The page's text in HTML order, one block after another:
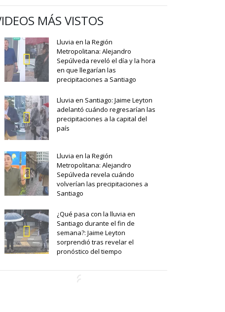
MÁS VISTOS
Lluvia en la Región
Metropolitana: Alejandro
Sepúlveda reveló el día y la hora
en que llegarían las
precipitaciones a Santiago
Lluvia en Santiago: Jaime Leyton
adelantó cuándo regresarían las
precipitaciones a la capital del
país
Lluvia en la Región
Metropolitana: Alejandro
Sepúlveda revela cuándo
volverían las precipitaciones a
Santiago
¿Qué pasa con la lluvia en
Santiago durante el fin de
semana?: Jaime Leyton
sorprendió tras revelar el
pronóstico del tiempo